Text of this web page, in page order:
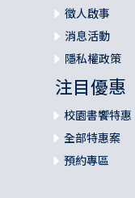
徵人啟事
消息活動
隱私權政策
注目優惠
校園書饗特惠
全部特惠案
預約專區